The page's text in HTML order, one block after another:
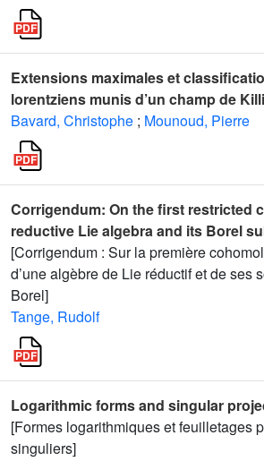
Extensions maximales et
lorentziens munis d’un champ de
Bavard, Christophe ; Mounoud, Pierre
Corrigendum: On the first restricted
reductive Lie algebra and its Borel
[Corrigendum : Sur la première
d’une algèbre de Lie réductif et de ses
Borel]
Tange, Rudolf
Logarithmic forms and singular
[Formes logarithmiques et feuilletages
singuliers]